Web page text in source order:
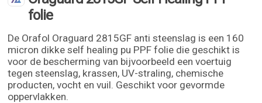
folie
De Orafol Oraguard 2815GF anti steenslag is een 160
micron dikke self healing pu PPF folie die geschikt is
voor de bescherming van bijvoorbeeld een voertuig
tegen steenslag, krassen, UV-straling, chemische
producten, vocht en vuil. Geschikt voor gevormde
oppervlakken.